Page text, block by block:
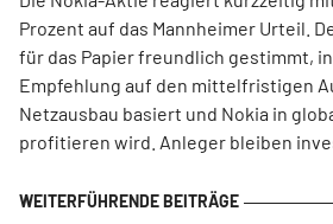
Prozent auf das Mannheimer Urteil.
für das Papier freundlich gestimmt,
Empfehlung auf den mittelfristigen
Netzausbau basiert und Nokia in
profitieren wird. Anleger bleiben